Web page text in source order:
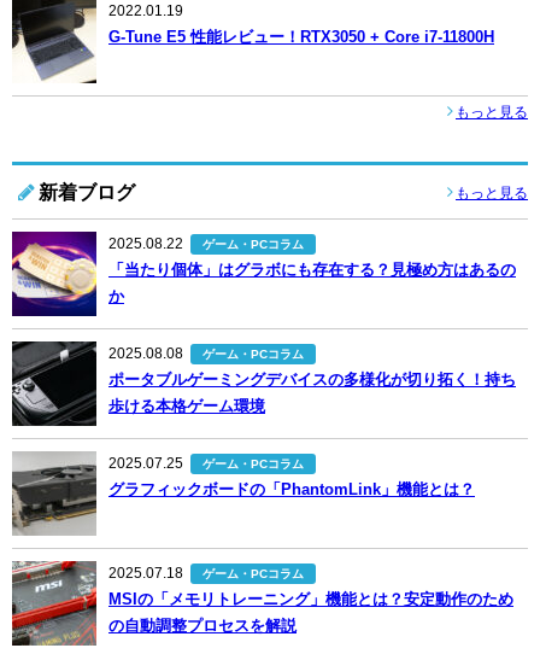
2022.01.19
G-Tune E5 性能レビュー！RTX3050 + Core i7-11800H
もっと見る
新着ブログ もっと見る
2025.08.22 ゲーム・PCコラム
「当たり個体」はグラボにも存在する？見極め方はあるの
か
2025.08.08 ゲーム・PCコラム
ポータブルゲーミングデバイスの多様化が切り拓く！持ち
歩ける本格ゲーム環境
2025.07.25 ゲーム・PCコラム
グラフィックボードの「PhantomLink」機能とは？
2025.07.18 ゲーム・PCコラム
MSIの「メモリトレーニング」機能とは？安定動作のため
の自動調整プロセスを解説